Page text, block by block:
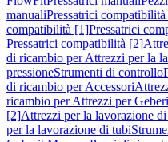
manualiPressatrici
compatibilità [1]Pressatrici
Pressatrici compatibilità [2]
di ricambio per Attrezzi per la
pressioneStrumenti di controllo
di ricambio per Accessori
ricambio per Attrezzi per
[2]Attrezzi per la lavorazione
per la lavorazione di tubi